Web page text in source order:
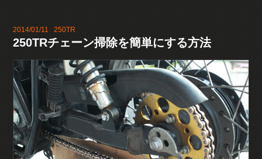
2014/01/11250TR
250TRチェーン掃除を簡単にする方法